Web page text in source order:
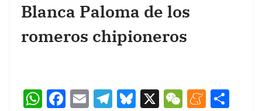
Blanca Paloma de los
romeros chipioneros
W F
E
T
Bl X
W M